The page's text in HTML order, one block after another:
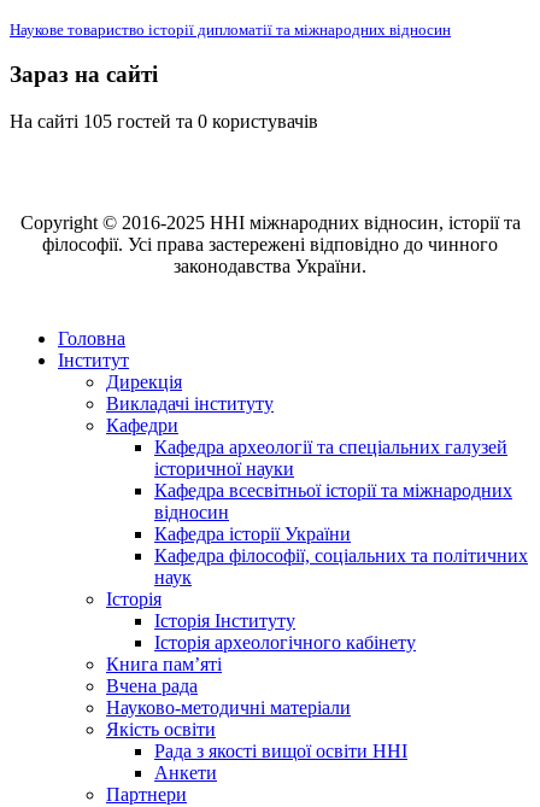
Наукове товариство історії дипломатії та міжнародних відносин
Зараз на сайті
На сайті 105 гостей та 0 користувачів
Copyright © 2016-2025 ННІ міжнародних відносин, історії та
філософії. Усі права застережені відповідно до чинного
законодавства України.
Головна
Інститут
Дирекція
Викладачі інституту
Кафедри
Кафедра археології та спеціальних галузей
історичної науки
Кафедра всесвітньої історії та міжнародних
відносин
Кафедра історії України
Кафедра філософії, соціальних та політичних
наук
Історія
Історія Інституту
Історія археологічного кабінету
Книга памʼяті
Вчена рада
Науково-методичні матеріали
Якість освіти
Рада з якості вищої освіти ННІ
Анкети
Партнери